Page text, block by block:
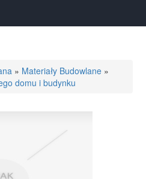
» Materiały Budowlane »
domu i budynku